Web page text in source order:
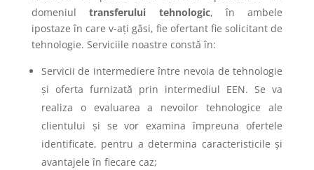
domeniultransferului tehnologic, în ambele
ipostaze în care v-ați găsi, fie ofertant fie solicitant de
tehnologie. Serviciile noastre constă în:
Servicii de intermediere între nevoia de tehnologie
și oferta furnizată prin intermediul EEN. Se va
realiza o evaluarea a nevoilor tehnologice ale
clientului și se vor examina împreuna ofertele
identificate, pentru a determina caracteristicile și
avantajele în fiecare caz;